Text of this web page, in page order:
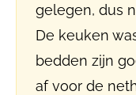
gelegen, dus
De keuken
bedden zijn
af voor de